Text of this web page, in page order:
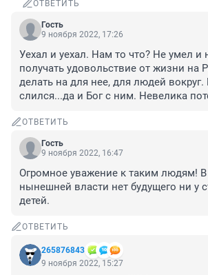
ОТВЕТИТЬ
Гость
9 ноября 2022, 17:26
Уехал и уехал. Нам то что? Не умел и
получать удовольствие от жизни на
делать на для нее, для людей
слился...да и Бог с ним. Невелика
ОТВЕТИТЬ
Гость
9 ноября 2022, 16:47
Огромное уважение к таким людям!
нынешней власти нет будущего ни у
детей.
ОТВЕТИТЬ
265876843
9 ноября 2022, 15:27